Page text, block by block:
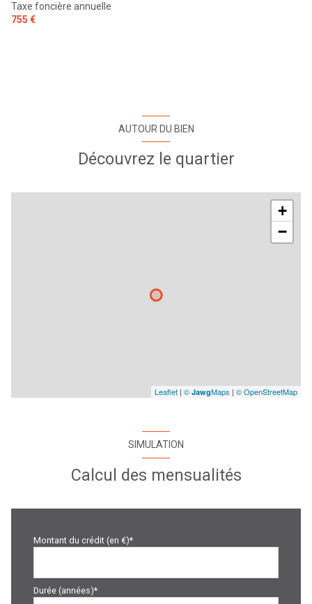
Taxe foncière annuelle
755 €
AUTOUR DU BIEN
Découvrez le quartier
+
−
Leaflet | © JawgMaps | © OpenStreetMap
SIMULATION
Calcul des mensualités
Montant du crédit (en €)*
Durée (années)*